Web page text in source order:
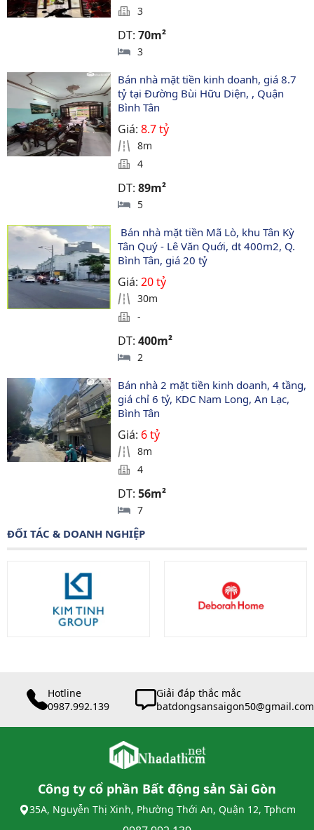
3
DT:70m²
3
Bán nhà mặt tiền kinh doanh, giá 8.7
tỷ tại Đường Bùi Hữu Diện, , Quận
Bình Tân
Giá:8.7 tỷ
8m
4
DT:89m²
5
Tân Quý - Lê Văn Quới, dt 400m2, Q.
Bình Tân, giá 20 tỷ
Giá:20 tỷ
30m
-
DT:400m²
2
Bán nhà 2 mặt tiền kinh doanh, 4 tầng,
giá chỉ 6 tỷ, KDC Nam Long, An Lạc,
Bình Tân
Giá: 6 tỷ
8m
4
DT:56m²
7
ĐỐI TÁC & DOANH NGHIỆP
Hotline
0987.992.139
Giải đáp thắc mắc
batdongsansaigon50@gmail.com
Công ty cổ phần Bất động sản Sài Gòn
35A, Nguyễn Thị Xinh, Phường Thới An, Quận 12, Tphcm